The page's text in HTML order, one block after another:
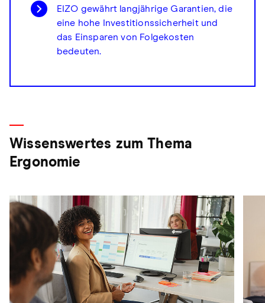
EIZO gewährt langjährige Garantien, die
eine hohe Investitionssicherheit und
das Einsparen von Folgekosten
bedeuten.
Wissenswertes zum Thema
Ergonomie